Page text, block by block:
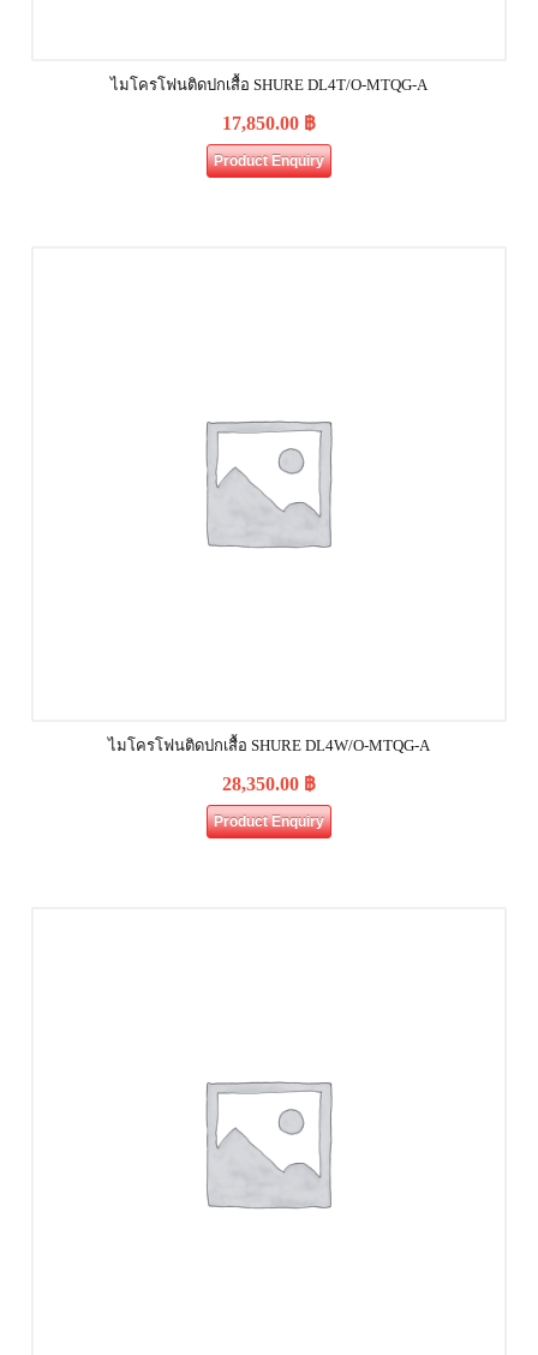
ไมโครโฟนติดปกเสื้อ SHURE DL4T/O-MTQG-A
17,850.00 ฿
Product Enquiry
ไมโครโฟนติดปกเสื้อ SHURE DL4W/O-MTQG-A
28,350.00 ฿
Product Enquiry